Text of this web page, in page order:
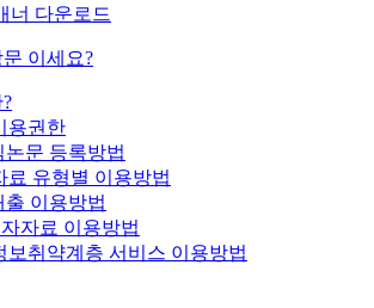
너 다운로드
이세요?
용권한
논문 등록방법
료 유형별 이용방법
출 이용방법
자료 이용방법
보취약계층 서비스 이용방법